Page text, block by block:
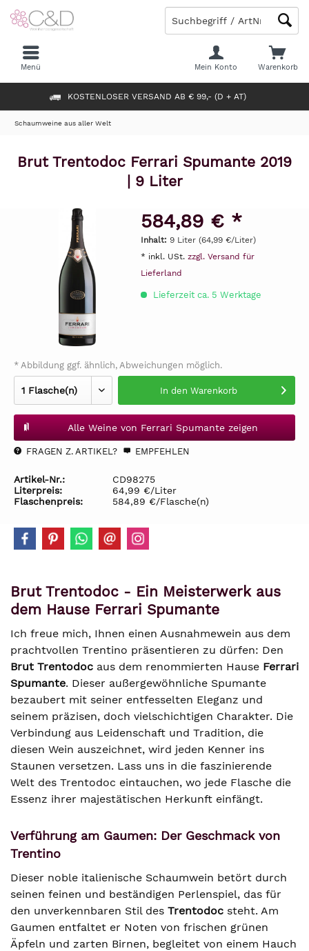
KOSTENLOSER VERSAND AB € 99,- (D + AT)
Warenkorb
Mein Konto
Menü
Schaumweine aus aller Welt
Brut Trentodoc Ferrari Spumante 2019
| 9 Liter
584,89 € *
Inhalt: 9 Liter (64,99 €/Liter)
* inkl. USt. zzgl. Versand für
Lieferland
Lieferzeit ca. 5 Werktage
* Abbildung ggf. ähnlich, Abweichungen möglich.
In den Warenkorb
Alle Weine von Ferrari Spumante zeigen
FRAGEN Z. ARTIKEL? EMPFEHLEN
Artikel-Nr.:
CD98275
Literpreis:
64,99 €/Liter
Flaschenpreis:
584,89 €/Flasche(n)
Brut Trentodoc - Ein Meisterwerk aus
dem Hause Ferrari Spumante
Ich freue mich, Ihnen einen Ausnahmewein aus dem
prachtvollen Trentino präsentieren zu dürfen: Den
Brut Trentodoc aus dem renommierten Hause Ferrari
Spumante. Dieser außergewöhnliche Spumante
bezaubert mit seiner entfesselten Eleganz und
seinem präzisen, doch vielschichtigen Charakter. Die
Verbindung aus Leidenschaft und Tradition, die
diesen Wein auszeichnet, wird jeden Kenner ins
Staunen versetzen. Lass uns in die faszinierende
Welt des Trentodoc eintauchen, wo jede Flasche die
Essenz ihrer majestätischen Herkunft einfängt.
Verführung am Gaumen: Der Geschmack von
Trentino
Dieser noble italienische Schaumwein betört durch
seinen feinen und beständigen Perlenspiel, das für
den unverkennbaren Stil des Trentodoc steht. Am
Gaumen entfaltet er Noten von frischen grünen
Äpfeln und zarten Birnen, begleitet von einem Hauch